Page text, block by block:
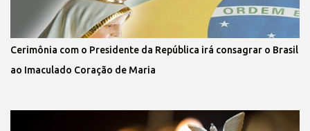
Cerimônia com o Presidente da República irá consagrar o Brasil
ao Imaculado Coração de Maria